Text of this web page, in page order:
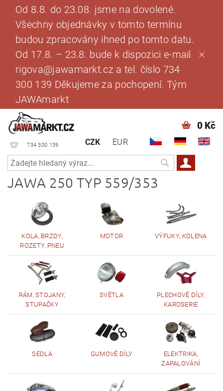
Od 8.8. do 23.08. jsme na dovolené.
Všechny objednávky v tomto termínu
budou zpracovány ihned po tomto datu.
Od 17.8. – 23.8. bude k dispozici e-mail
rigova@jawamarkt.cz a tel. číslo 734
300 139 Děkujeme za pochopení. Tým
JAWAmarkt
734 300 139 CZK EUR
0 Kč
JAWA 250 TYP 559/353
KOLA, BRZDY,
ROZETY, PNEU
MOTOR VÝFUKY, KOLENA
RÁM, STOJANY,
STUPAČKY
SVĚTLA
PLECHOVÉ DÍLY,
KAROSERIE
SEDLA GUMOVÉ DÍLY
ELEKTRIKA,
ZAPALOVÁNÍ